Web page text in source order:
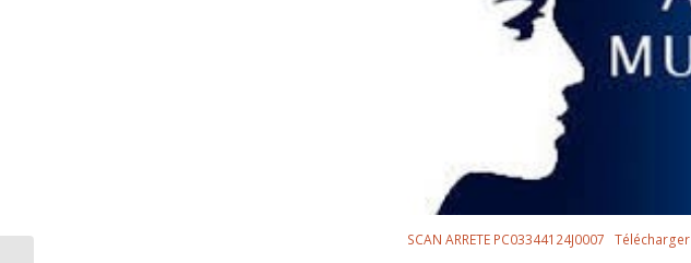
SCAN ARRETE PC03344124J0007 Télécharger